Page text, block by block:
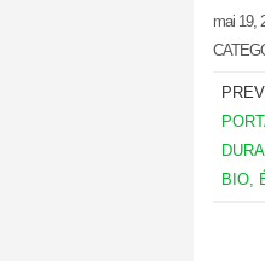
mai 19,
BIO,